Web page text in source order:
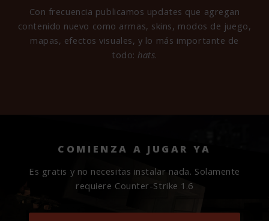
Con frecuencia publicamos updates que agregan
contenido nuevo como armas, skins, modos de juego,
mapas, efectos visuales, y lo más importante de
todo:hats.
COMIENZA A JUGAR YA
Es gratis y no necesitas instalar nada. Solamente
requiere Counter-Strike 1.6